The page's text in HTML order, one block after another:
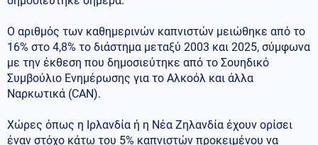
Ο αριθμός των καθημερινών καπνιστών μειώθηκε από το
16% στο 4,8% το διάστημα μεταξύ 2003 και 2025, σύμφωνα
με την έκθεση που δημοσιεύτηκε από το Σουηδικό
Συμβούλιο Ενημέρωσης για το Αλκοόλ και άλλα
Ναρκωτικά (CAN).
Χώρες όπως η Ιρλανδία ή η Νέα Ζηλανδία έχουν ορίσει
έναν στόχο κάτω του 5% καπνιστών προκειμένου να